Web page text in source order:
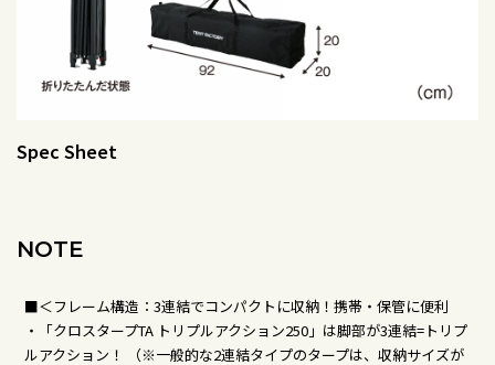
Spec Sheet
NOTE
■＜フレーム構造：3連結でコンパクトに収納！携帯・保管に便利
・「クロスタープTA トリプルアクション250」は脚部が3連結=トリプ
ルアクション！ （※一般的な2連結タイプのタープは、収納サイズが